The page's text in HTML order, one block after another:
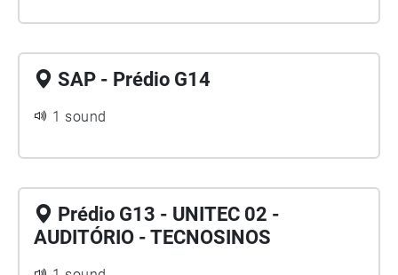
SAP - Prédio G14
1 sound
Prédio G13 - UNITEC 02 -
AUDITÓRIO - TECNOSINOS